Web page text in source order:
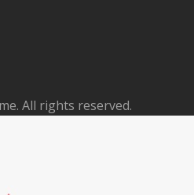
All rights reserved.